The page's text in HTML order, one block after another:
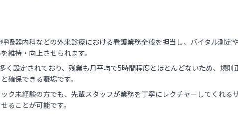
吸器内科などの外来診療における看護業務全般を担当し、バイタル測定
維持・向上させられます。
く設定されており、残業も月平均で5時間程度とほとんどないため、規則
確保できる職場です。
ク未経験の方でも、先輩スタッフが業務を丁寧にレクチャーしてくれる
ることが可能です。